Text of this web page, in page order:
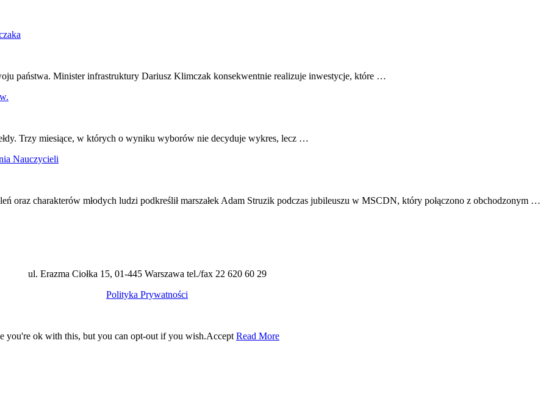
państwa. Minister infrastruktury Dariusz Klimczak konsekwentnie realizuje inwestycje, które …
Trzy miesiące, w których o wyniku wyborów nie decyduje wykres, lecz …
Nauczycieli
oraz charakterów młodych ludzi podkreślił marszałek Adam Struzik podczas jubileuszu w MSCDN, który połączono z obchodzonym …
ul. Erazma Ciołka 15, 01-445 Warszawa tel./fax 22 620 60 29
Polityka Prywatności
you're ok with this, but you can opt-out if you wish.Accept Read More